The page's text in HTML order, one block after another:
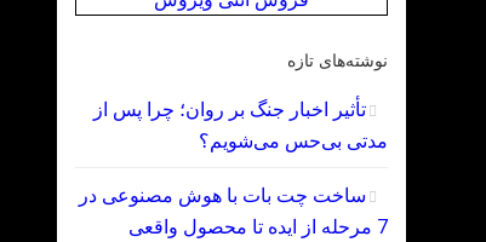
نوشته‌های تازه
تأثیر اخبار جنگ بر روان؛ چرا پس از
مدتی بی‌حس می‌شویم؟
ساخت چت‌ بات با هوش مصنوعی در
7 مرحله از ایده تا محصول واقعی